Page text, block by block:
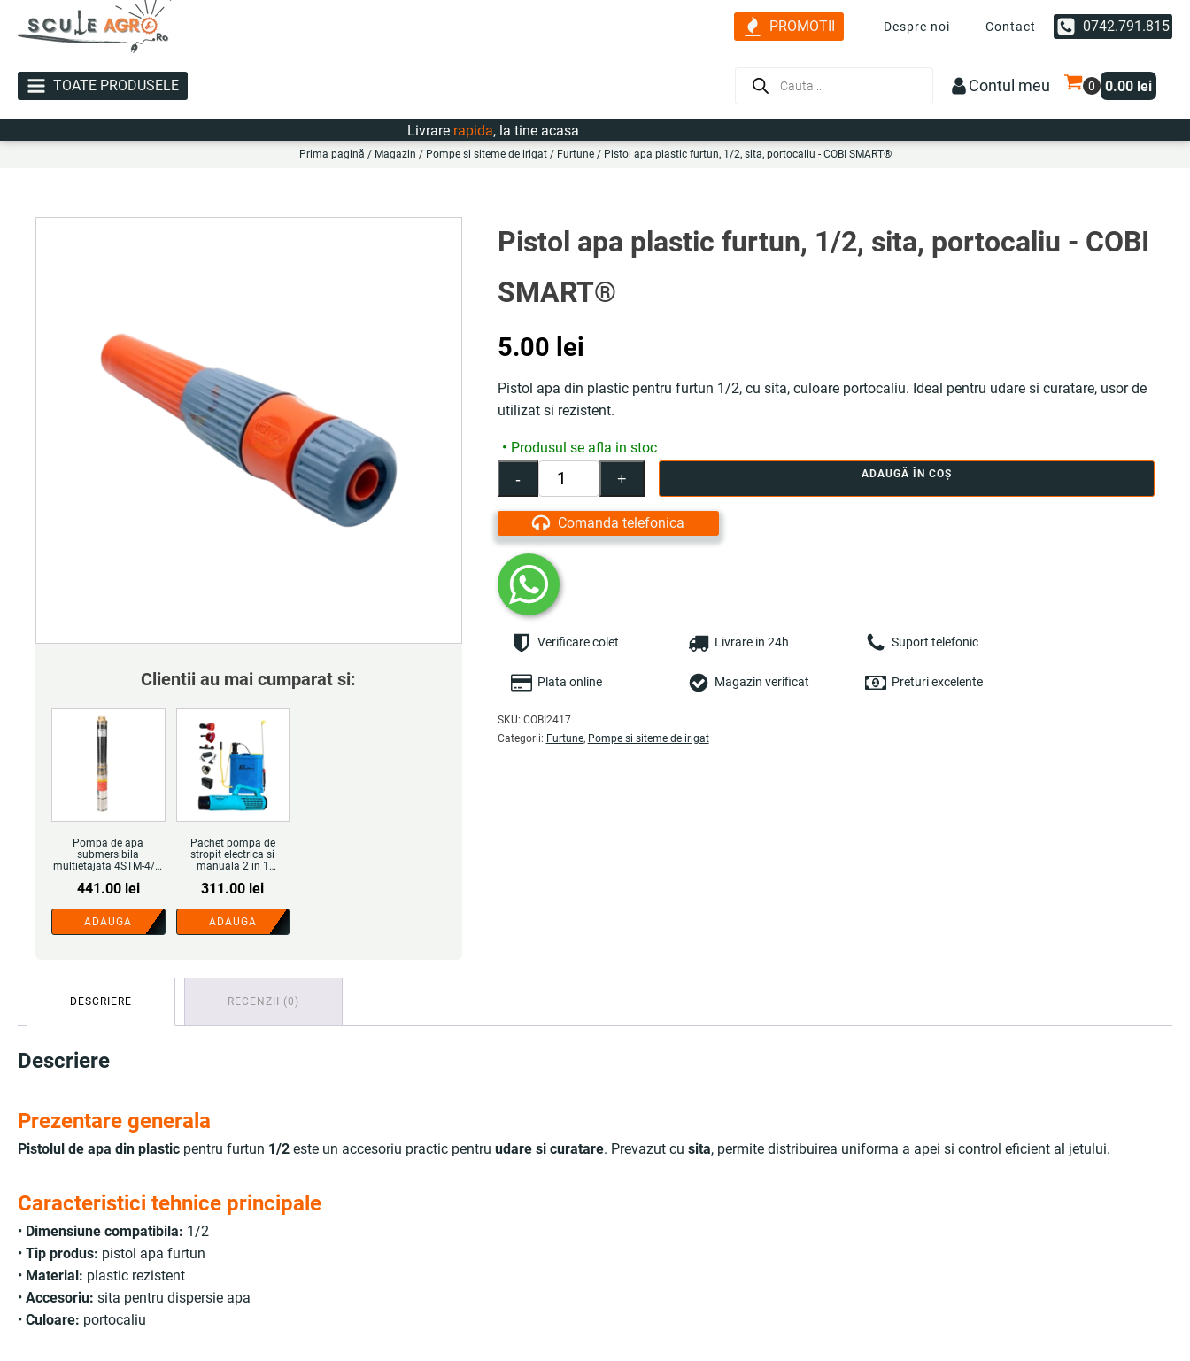
PROMOTII Despre noi Contact 0742.791.815
TOATE PRODUSELE
Products
Contul meu 0.00 lei
Livrarerapida, la tine acasa
Prima pagină / Magazin / Pompe si siteme de irigat/ Furtune/ Pistol apa plastic furtun, 1/2, sita, portocaliu - COBI SMART®
Clientii au mai cumparat si:
Pompa de apa
submersibila
multietajata 4STM-4/8,
COBI SMART®
441.00 lei
ADAUGA
Pachet pompa de
stropit electrica si
manuala 2 in 1
regulator presiune,
electric 90 W - COBI
SMART®
311.00 lei
ADAUGA
Pistol apa plastic furtun, 1/2, sita, portocaliu - COBI
SMART®
5.00 lei
Pistol apa din plastic pentru furtun 1/2, cu sita, culoare portocaliu. Ideal pentru udare si curatare, usor de
utilizat si rezistent.
Produsul se afla in stoc
-
Cantitate
Pistol
apa
plastic
1/2,
sita,
portocaliu
COBI
+ ADAUGĂ ÎN COȘ
Comanda telefonica
Verificare colet Livrare in 24h Suport telefonic
Plata online Magazin verificat Preturi excelente
SKU: COBI2417
Categorii: Furtune, Pompe si siteme de irigat
DESCRIERE RECENZII (0)
Descriere
Prezentare generala
Pistolul de apa din plastic pentru furtun 1/2 este un accesoriu practic pentru udare si curatare. Prevazut cu sita, permite distribuirea uniforma a apei si control eficient al jetului.
Caracteristici tehnice principale
• Dimensiune compatibila: 1/2
• Tip produs: pistol apa furtun
• Material: plastic rezistent
• Accesoriu: sita pentru dispersie apa
• Culoare: portocaliu